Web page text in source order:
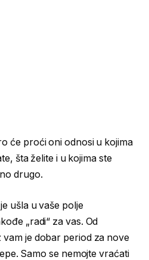
će proći oni odnosi u kojima
šta želite i u kojima ste
drugo.
ušla u vaše polje
„radi“ za vas. Od
je dobar period za nove
Samo se nemojte vraćati